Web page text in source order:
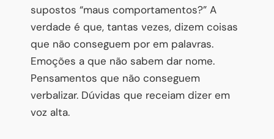
supostos “maus comportamentos?” A
verdade é que, tantas vezes, dizem coisas
que não conseguem por em palavras.
Emoções a que não sabem dar nome.
Pensamentos que não conseguem
verbalizar. Dúvidas que receiam dizer em
voz alta.